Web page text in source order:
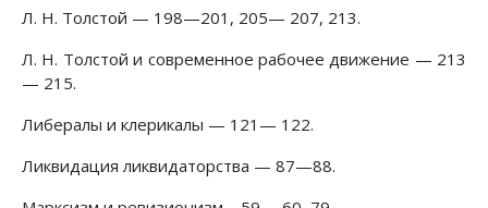
Л. Н. Толстой — 198—201, 205— 207, 213.
Л. Н. Толстой и современное рабочее движение — 213
— 215.
Либералы и клерикалы — 121— 122.
Ликвидация ликвидаторства — 87—88.